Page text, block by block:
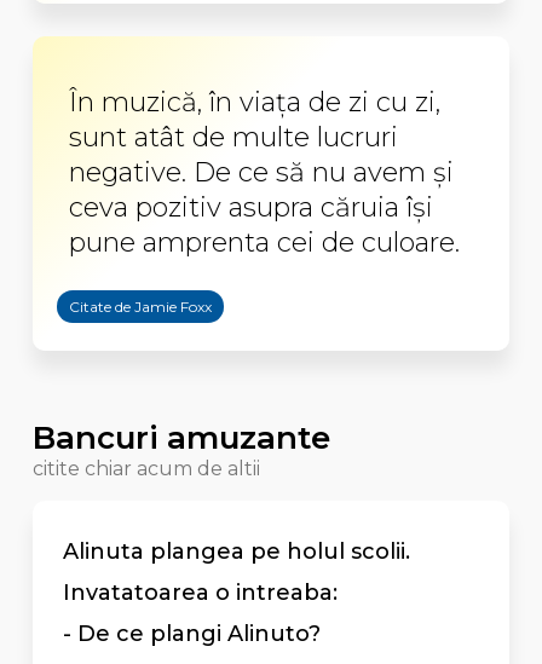
În muzică, în viaţa de zi cu zi,
sunt atât de multe lucruri
negative. De ce să nu avem şi
ceva pozitiv asupra căruia îşi
pune amprenta cei de culoare.
Citate de Jamie Foxx
Bancuri amuzante
citite chiar acum de altii
Alinuta plangea pe holul scolii.
Invatatoarea o intreaba:
- De ce plangi Alinuto?